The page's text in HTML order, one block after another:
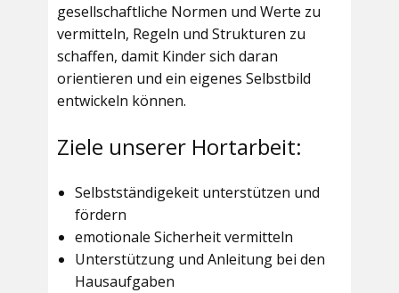
gesellschaftliche Normen und Werte zu
vermitteln, Regeln und Strukturen zu
schaffen, damit Kinder sich daran
orientieren und ein eigenes Selbstbild
entwickeln können.
Ziele unserer Hortarbeit:
Selbstständigekeit unterstützen und
fördern
emotionale Sicherheit vermitteln
Unterstützung und Anleitung bei den
Hausaufgaben